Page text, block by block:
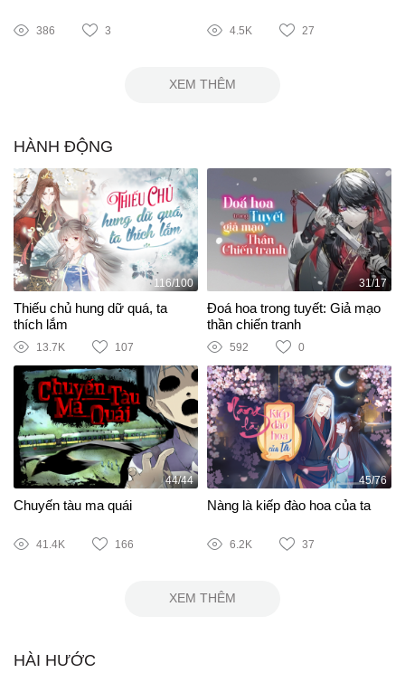
386 3 4.5K 27
XEM THÊM
HÀNH ĐỘNG
116/100
Thiếu chủ hung dữ quá, ta
thích lắm
13.7K 107
31/17
Đoá hoa trong tuyết: Giả mạo
thần chiến tranh
592 0
44/44
Chuyến tàu ma quái
41.4K 166
45/76
Nàng là kiếp đào hoa của ta
6.2K 37
XEM THÊM
HÀI HƯỚC